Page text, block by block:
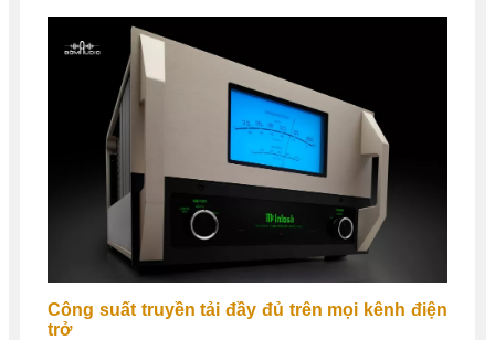
Công suất truyền tải đầy đủ trên mọi kênh điện
trở